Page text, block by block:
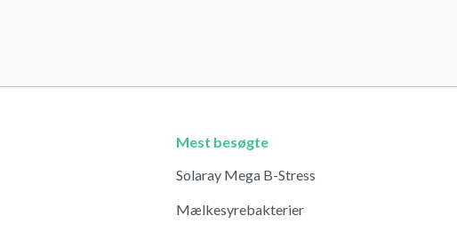
Mest besøgte
Solaray Mega B-Stress
Mælkesyrebakterier